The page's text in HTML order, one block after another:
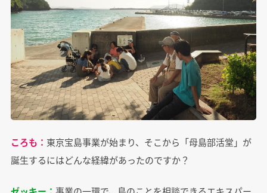
ころも： 東京宝島事業が始まり、そこから「母島部活堂」が
誕生するにはどんな経緯があったのですか？